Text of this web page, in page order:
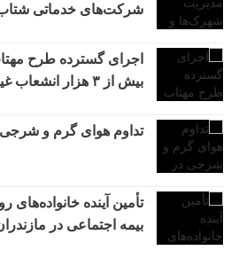
شرکت‌های خدماتی
اجرای گسترده طرح
بیش از ۳ هزار انشعاب غیرمجاز برق در چهار ماه
تداوم هوای گرم و شرجی
تأمین آینده
بیمه اجتماعی در